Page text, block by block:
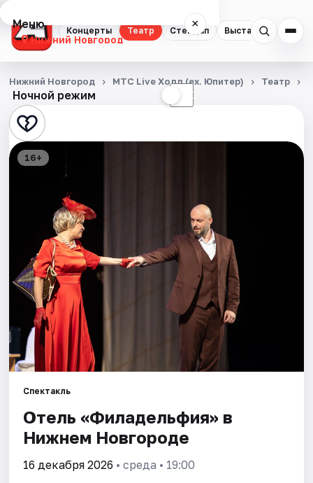
Концерты Театр Стендап Выставки
Меню ×
Нижний Новгород
Концерты
Театр
Стендап
Выставки
Экскурсии
Спорт
События
Города
Артисты
Рейтинги
Ночной режим ☾
Нижний Новгород МТС Live Холл (ex. Юпитер) Театр
16+
Спектакль
Отель «Филадельфия» в
Нижнем Новгороде
16 декабря 2026 • среда • 19:00